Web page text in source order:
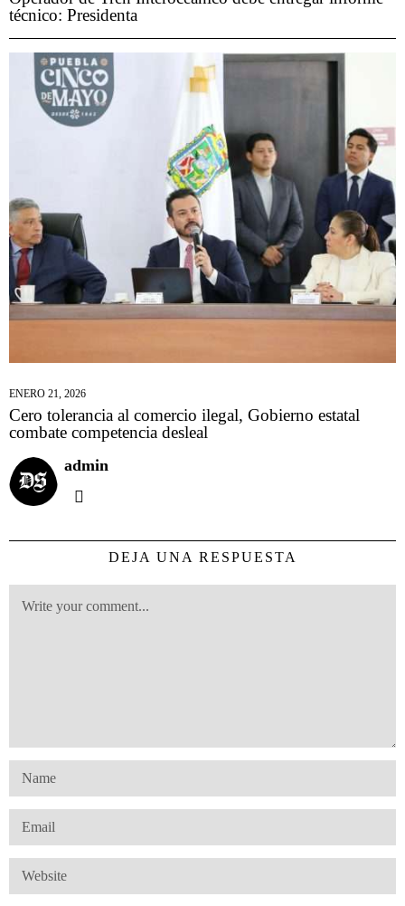
técnico: Presidenta
ENERO 21, 2026
Cero tolerancia al comercio ilegal, Gobierno estatal
combate competencia desleal
admin
DEJA UNA RESPUESTA